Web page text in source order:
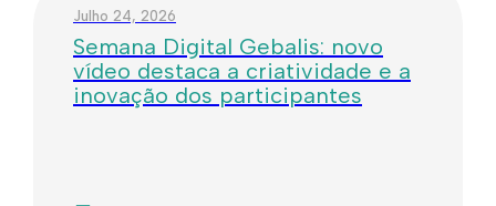
Julho 24, 2026
Semana Digital Gebalis: novo
vídeo destaca a criatividade e a
inovação dos participantes